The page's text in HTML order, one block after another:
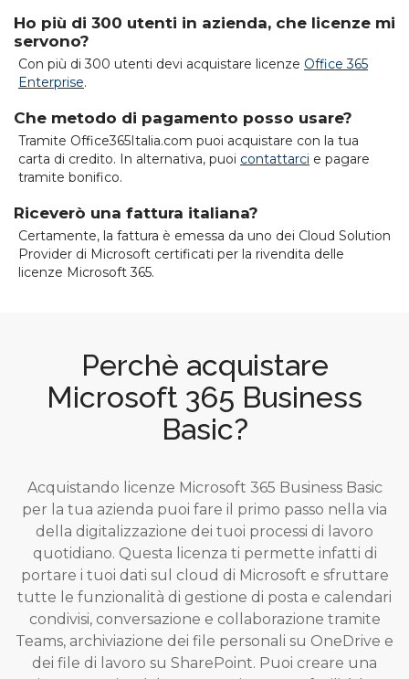
Ho più di 300 utenti in azienda, che licenze mi
servono?
Con più di 300 utenti devi acquistare licenze Office 365
Enterprise.
Che metodo di pagamento posso usare?
Tramite Office365Italia.com puoi acquistare con la tua
carta di credito. In alternativa, puoi contattarci e pagare
tramite bonifico.
Riceverò una fattura italiana?
Certamente, la fattura è emessa da uno dei Cloud Solution
Provider di Microsoft certificati per la rivendita delle
licenze Microsoft 365.
Perchè acquistare
Microsoft 365 Business
Basic?
Acquistando licenze Microsoft 365 Business Basic
per la tua azienda puoi fare il primo passo nella via
della digitalizzazione dei tuoi processi di lavoro
quotidiano. Questa licenza ti permette infatti di
portare i tuoi dati sul cloud di Microsoft e sfruttare
tutte le funzionalità di gestione di posta e calendari
condivisi, conversazione e collaborazione tramite
Teams, archiviazione dei file personali su OneDrive e
dei file di lavoro su SharePoint. Puoi creare una